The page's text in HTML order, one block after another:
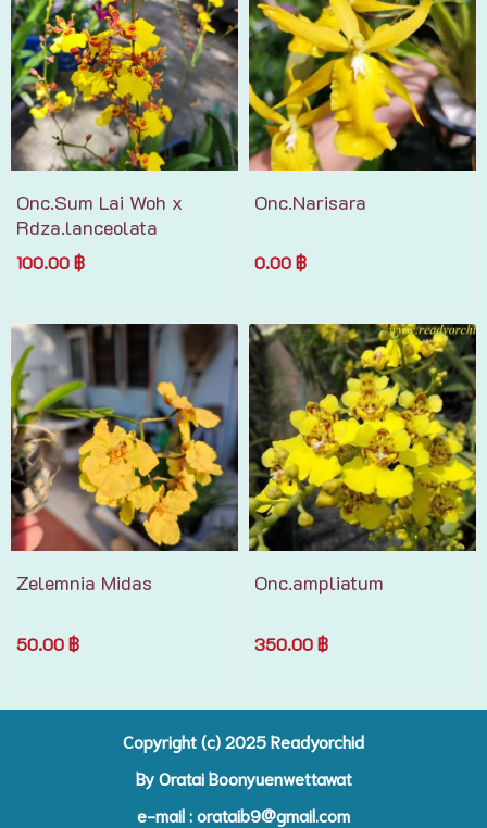
Onc.Sum Lai Woh x
Rdza.lanceolata
100.00 ฿
Onc.Narisara
0.00 ฿
Zelemnia Midas
50.00 ฿
Onc.ampliatum
350.00 ฿
Copyright (c) 2025 Readyorchid
By Oratai Boonyuenwettawat
e-mail :orataib9@gmail.com